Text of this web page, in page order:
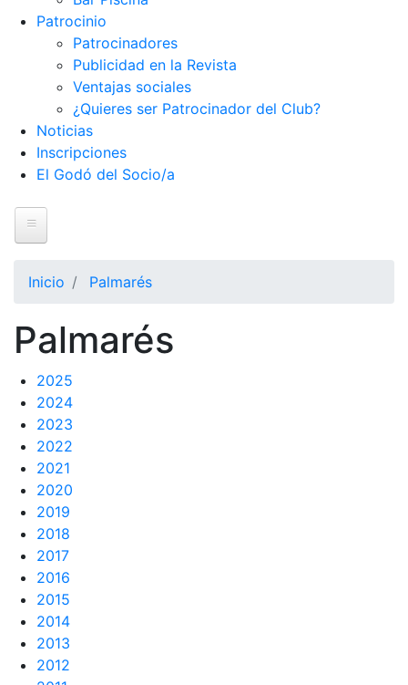
Patrocinio
Patrocinadores
Publicidad en la Revista
Ventajas sociales
¿Quieres ser Patrocinador del Club?
Noticias
Inscripciones
El Godó del Socio/a
Historia
historia
Cronología
Presidentes
Organización
Junta
directiva
Comisiones
y comités
Estructura
ejecutiva
Fundación
Inicio Palmarés
Palmarés
2025
2024
2023
2022
2021
2020
2019
2018
2017
2016
2015
2014
2013
2012